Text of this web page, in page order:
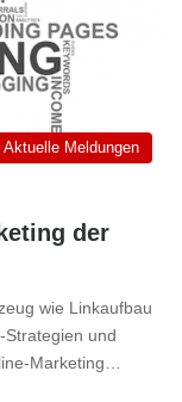
Aktuelle Meldungen
der
wie Linkaufbau
und
Marketing…